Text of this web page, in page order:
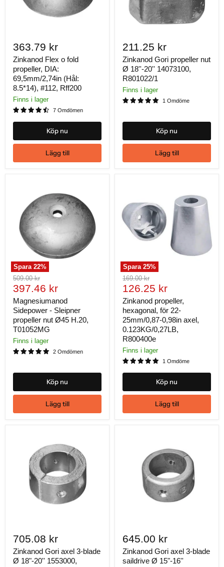
LEVERANS:
skickas ut redan samma dag. Skulle du inte hitta den anod du
söker efter, tveka inte på att kontakta oss så hjälper vi dig gärna.
363.79 kr
Zinkanod Flex o fold
propeller, DIA:
69,5mm/2,74in (Hål:
8.5*14), #112, Rff200
Finns i lager
7 Omdömen
Köp nu
Lägg till
211.25 kr
Zinkanod Gori propeller nut
Ø 18''-20'' 14073100,
R801022/1
Finns i lager
1 Omdöme
Köp nu
Lägg till
Spara22%
Ursprungligt
pris
509.00 kr
Nuvarande
pris
397.46 kr
Magnesiumanod
Sidepower - Sleipner
propeller nut Ø45 H.20,
T01052MG
Finns i lager
2 Omdömen
Köp nu
Lägg till
Spara25%
Ursprungligt
pris
169.00 kr
Nuvarande
pris
126.25 kr
Zinkanod propeller,
hexagonal, för 22-
25mm/0,87-0,98in axel,
0.123KG/0,27LB,
R800400e
Finns i lager
1 Omdöme
Köp nu
Lägg till
705.08 kr
Zinkanod Gori axel 3-blade
Ø 18"-20'' 1553000,
645.00 kr
Zinkanod Gori axel 3-blade
saildrive Ø 15"-16''